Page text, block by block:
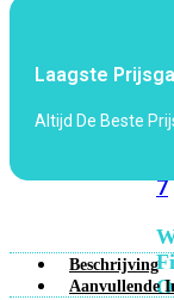
6
Fi
7
Fi
Laagste
Altijd De Beste
Beschrijving
Aanvullende